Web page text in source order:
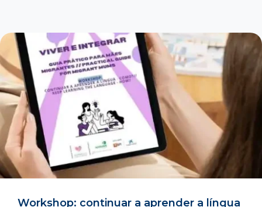
Workshop: continuar a aprender a língua